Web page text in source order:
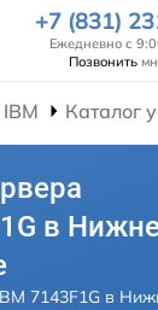
+7 (831)
Ежедневно с
Позвонить
Каталог
в
7143F1G в